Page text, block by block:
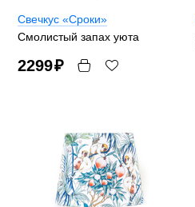
Свечкус «Сроки»
Смолистый запах уюта
2299₽